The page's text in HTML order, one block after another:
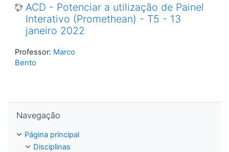
ACD - Potenciar a utilização de Painel
Interativo (Promethean) - T5 - 13
janeiro 2022
Professor: Marco
Bento
Navegação
Página principal
Disciplinas